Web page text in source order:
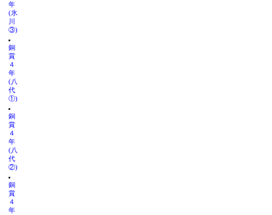
年
(氷
川
③)
銅
賞
４
年
(八
代
①)
銅
賞
４
年
(八
代
②)
銅
賞
４
年